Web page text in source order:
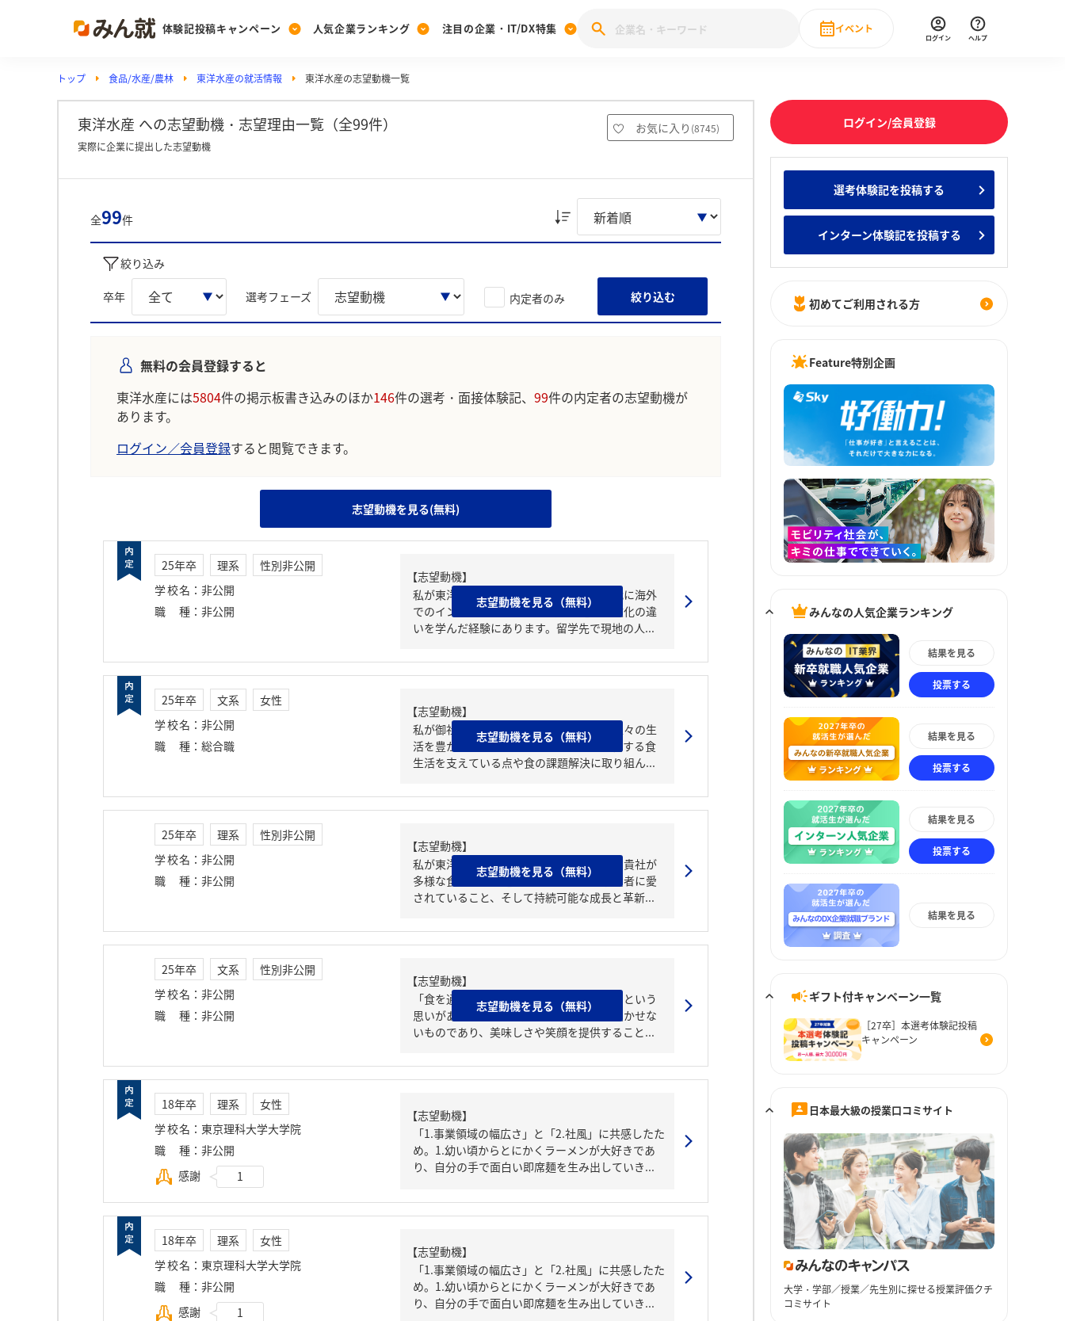
体験記投稿キャンペーン
Post
投稿する
[27卒] 本選考体験記投稿キャンペーン
人気企業ランキング
Ranking
ランキングを見る
Vote みんなの新卒就職人気企業ランキング みんなのインターン人気企業ランキ
注目の企業・IT/DX特集
PickUp
注目の企業特集
28卒 IT・DX現場社員インタビュー
イベント
直近のイベント一覧
ログイン ヘルプ
トップ 食品/水産/農林 東洋水産の就活情報 東洋水産の志望動機一覧
東洋水産 への志望動機・志望理由一覧（全99件） お気に入り (8745)
実際に企業に提出した志望動機
全99件
絞り込み
卒年 選考フェーズ 内定者のみ 絞り込む
無料の会員登録すると
東洋水産には5804件の掲示板書き込みのほか146件の選考・面接体験記、 99件の内定者の志望動機が
あります。
ログイン／会員登録すると閲覧できます。
志望動機を見る(無料)
25年卒 理系
性別非公開
学校名 ： 非公開
職種 ： 非公開
【志望動機】
私が東洋水産を志望する理由は、学生時代に海外
でのインターンシップで「食」を通じて文化の違
いを学んだ経験にあります。留学先で現地の人...
志望動機を見る（無料）
25年卒 文系
女性
学校名 ： 非公開
職種 ： 総合職
【志望動機】
私が御社を志望する理由は、食を通じて人々の生
活を豊かにしたいからです。御社の多様化する食
生活を支えている点や食の課題解決に取り組ん...
志望動機を見る（無料）
25年卒 理系
性別非公開
学校名 ： 非公開
職種 ： 非公開
【志望動機】
私が東洋水産株式会社を志望する理由は、貴社が
多様な食品製品を通じて日本と世界の消費者に愛
されていること、そして持続可能な成長と革新...
志望動機を見る（無料）
25年卒 文系
性別非公開
学校名 ： 非公開
職種 ： 非公開
【志望動機】
「食を通じて人々の生活を豊かにしたい」という
思いがあるからだ。食品は人々の生活に欠かせな
いものであり、美味しさや笑顔を提供すること...
志望動機を見る（無料）
18年卒 理系
女性
学校名 ： 東京理科大学大学院
職種 ： 非公開
感謝
1
【志望動機】
「1.事業領域の幅広さ」と「2.社風」に共感したた
め。1.幼い頃からとにかくラーメンが大好きであ
り、自分の手で面白い即席麺を生み出していき...
18年卒 理系
女性
学校名 ： 東京理科大学大学院
職種 ： 非公開
感謝
1
【志望動機】
「1.事業領域の幅広さ」と「2.社風」に共感したた
め。1.幼い頃からとにかくラーメンが大好きであ
り、自分の手で面白い即席麺を生み出していき...
ログイン/会員登録
選考体験記を投稿する
インターン体験記を投稿する
初めてご利用される方
Feature特別企画
みんなの人気企業ランキング
結果を見る
投票する
結果を見る
投票する
結果を見る
投票する
結果を見る
ギフト付キャンペーン一覧
［27卒］本選考体験記投稿
キャンペーン
日本最大級の授業口コミサイト
大学・学部／授業／先生別に探せる授業評価クチ
コミサイト